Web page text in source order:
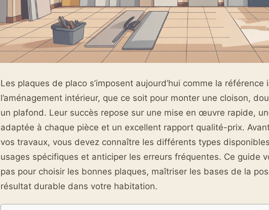
Les plaques de placo s’imposent aujourd’hui comme la
l’aménagement intérieur, que ce soit pour monter une cloison,
un plafond. Leur succès repose sur une mise en œuvre rapide,
adaptée à chaque pièce et un excellent rapport qualité-prix.
vos travaux, vous devez connaître les différents types
usages spécifiques et anticiper les erreurs fréquentes. Ce guide
pas pour choisir les bonnes plaques, maîtriser les bases de la
résultat durable dans votre habitation.